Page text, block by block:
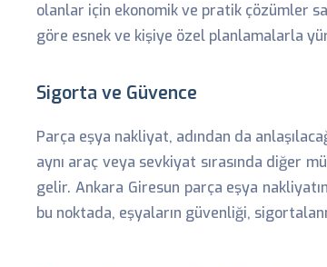
olanlar için ekonomik ve pratik çözümler
göre esnek ve kişiye özel planlamalarla
Sigorta ve Güvence
Parça eşya nakliyat, adından da
aynı araç veya sevkiyat sırasında diğer
gelir. Ankara Giresun parça eşya
bu noktada, eşyaların güvenliği,